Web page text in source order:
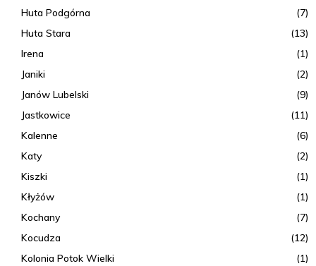
Huta Podgórna
(7)
Huta Stara
(13)
Irena
(1)
Janiki
(2)
Janów Lubelski
(9)
Jastkowice
(11)
Kalenne
(6)
Katy
(2)
Kiszki
(1)
Kłyżów
(1)
Kochany
(7)
Kocudza
(12)
Kolonia Potok Wielki
(1)